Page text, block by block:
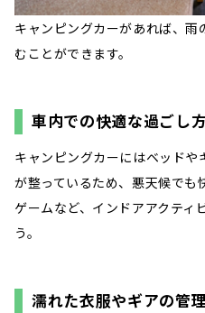
キャンピングカーがあれば、
むことができます。
車内での快適な過ごし
キャンピングカーにはベッド
が整っているため、悪天候でも
ゲームなど、インドアアクティ
う。
濡れた衣服やギアの管